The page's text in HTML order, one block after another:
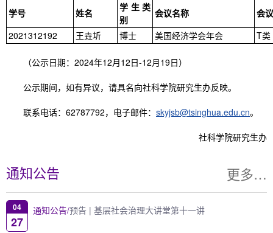
通知公告 更多…
04
27
通知公告/预告 | 基层社会治理大讲堂第十一讲
学号 姓名
学生类
别
会议名称
会
2021312192
王垚圻 博士 美国经济学会年会 T类
（公示日期：2024年12月12日-12月19日）
公示期间，如有异议，请具名向社科学院研究生办反映。
联系电话：62787792，电子邮件： skyjsb@tsinghua.edu.cn。
社科学院研究生办